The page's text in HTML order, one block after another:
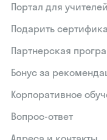
Портал для учителей
Подарить
Партнерская
Бонус за
Корпоративное
Вопрос-ответ